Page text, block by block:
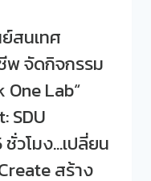
สนเทศ
พ จัดกิจกรรม
Lab“
SDU
วโมง…เปลี่ยน
สร้าง